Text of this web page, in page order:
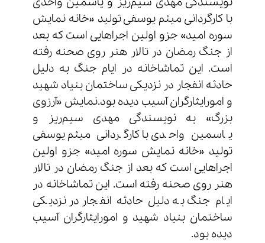
با کارگردانی میثم یوسفی تولید «خانه نمایش
سوره امید» جزو اولین اجراهایی است که بعد
از جنگ رمضان در تالار هنر روی صحنه رفته
است. این تماشاخانه در ایام جنگ به دلیل
حادثه انفجار در نزدیکی ساختمان بنیاد شهید
و امورایثارگران آسیب دیده بود.نمایش «آرزوی
بزرگ» به نویسندگی مهدی سیم‌ریز و
یاسمین واحدی با کارگردانی میثم یوسفی
تولید «خانه نمایش سوره امید» جزو اولین
اجراهایی است که بعد از جنگ رمضان در تالار
هنر روی صحنه رفته است. این تماشاخانه در
ایام جنگ به دلیل حادثه انفجار در نزدیکی
ساختمان بنیاد شهید و امورایثارگران آسیب
دیده بود.